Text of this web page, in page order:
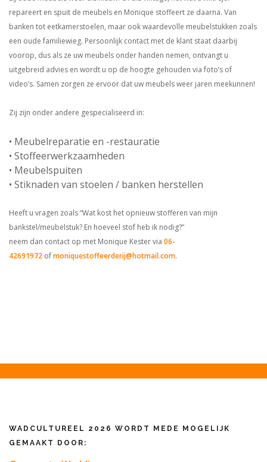
repareert en spuit de meubels en Monique stoffeert ze daarna. Van
banken tot eetkamerstoelen, maar ook waardevolle meubelstukken zoals
een oude familiewieg. Persoonlijk contact met de klant staat daarbij
voorop, dus als ze uw meubels onder handen nemen, ontvangt u
uitgebreid advies en wordt u op de hoogte gehouden via foto’s of
video’s. Samen zorgen ze ervoor dat uw meubels weer jaren meekunnen!
Zij zijn onder andere gespecialiseerd in:
• Meubelreparatie en -restauratie
• Stoffeerwerkzaamheden
• Meubelspuiten
• Stiknaden van stoelen / banken herstellen
Heeft u vragen zoals “Wat kost het opnieuw stofferen van mijn
bankstel/meubelstuk? En hoeveel stof heb ik nodig?”
neem dan contact op met Monique Kester via 06-
42691972 ofmoniquestoffeerderij@hotmail.com.
WADCULTUREEL 2026 WORDT MEDE MOGELIJK
GEMAAKT DOOR: